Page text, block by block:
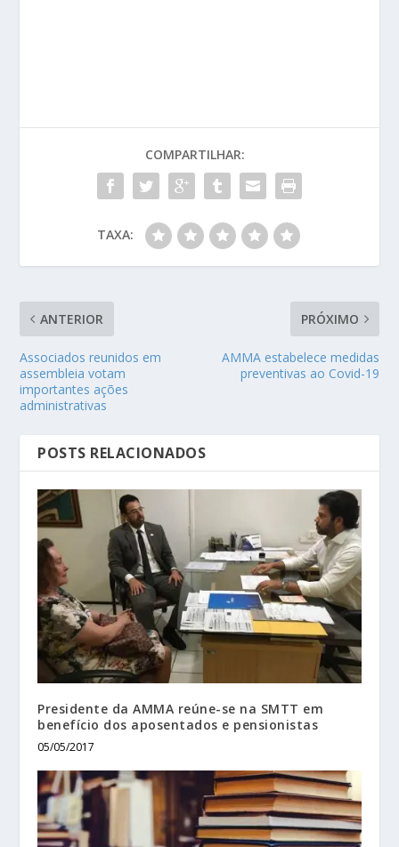
COMPARTILHAR:
TAXA:
ANTERIOR
Associados reunidos em
assembleia votam
importantes ações
administrativas
PRÓXIMO
AMMA estabelece medidas
preventivas ao Covid-19
POSTS RELACIONADOS
Presidente da AMMA reúne-se na SMTT em
benefício dos aposentados e pensionistas
05/05/2017